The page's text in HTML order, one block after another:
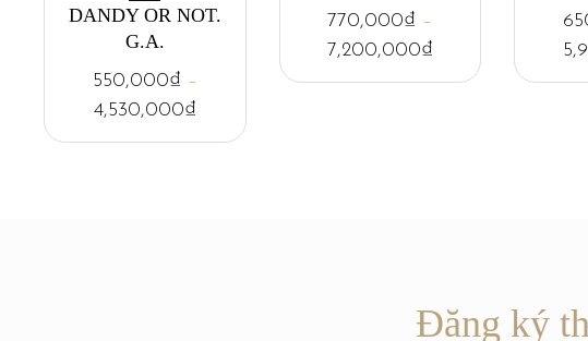
DANDY OR NOT.
G.A.
550,000₫ –
4,530,000₫
770,000₫ –
7,200,000₫
Đăng ký